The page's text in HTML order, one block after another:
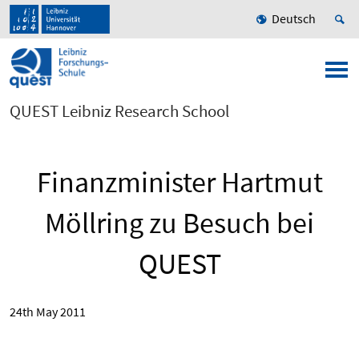
Deutsch
QUEST Leibniz Research School
Finanzminister Hartmut
Möllring zu Besuch bei
QUEST
24th May 2011